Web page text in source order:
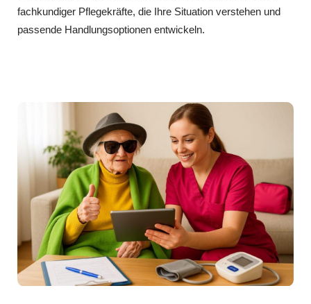
fachkundiger Pflegekräfte, die Ihre Situation verstehen und
passende Handlungsoptionen entwickeln.